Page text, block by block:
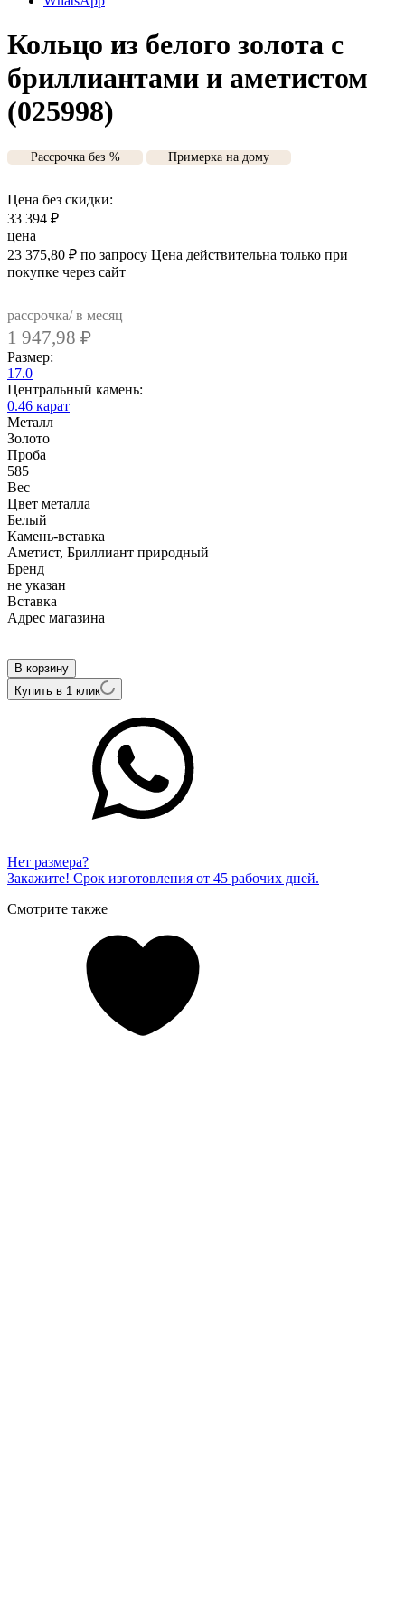
Кольцо из белого золота с
бриллиантами и аметистом
(025998)
Рассрочка без % Примерка на дому
Цена без скидки:
33 394 ₽
цена
23 375,80 ₽ по запросу Цена действительна только при
покупке через сайт
рассрочка/ в месяц
1 947,98 ₽
Размер:
17.0
Центральный камень:
0.46 карат
Металл
Золото
Проба
585
Вес
Цвет металла
Белый
Камень-вставка
Аметист, Бриллиант природный
Бренд
не указан
Вcтавка
Адрес магазина
В корзину
Купить в 1 клик
Нет размера?
Закажите! Срок изготовления от 45 рабочих дней.
Смотрите также